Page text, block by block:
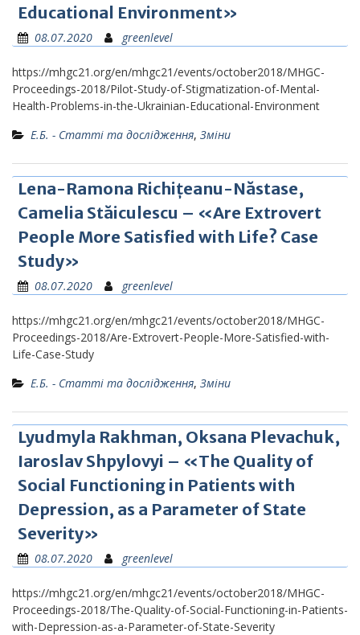
Educational Environment»
08.07.2020 greenlevel
https://mhgc21.org/en/mhgc21/events/october2018/MHGC-
Proceedings-2018/Pilot-Study-of-Stigmatization-of-Mental-
Health-Problems-in-the-Ukrainian-Educational-Environment
Е.Б. - Статті та дослідження, Зміни
Lena-Ramona Richițeanu-Năstase,
Camelia Stăiculescu – «Are Extrovert
People More Satisfied with Life? Case
Study»
08.07.2020 greenlevel
https://mhgc21.org/en/mhgc21/events/october2018/MHGC-
Proceedings-2018/Are-Extrovert-People-More-Satisfied-with-
Life-Case-Study
Е.Б. - Статті та дослідження, Зміни
Lyudmyla Rakhman, Oksana Plevachuk,
Iaroslav Shpylovyi – «The Quality of
Social Functioning in Patients with
Depression, as a Parameter of State
Severity»
08.07.2020 greenlevel
https://mhgc21.org/en/mhgc21/events/october2018/MHGC-
Proceedings-2018/The-Quality-of-Social-Functioning-in-Patients-
with-Depression-as-a-Parameter-of-State-Severity